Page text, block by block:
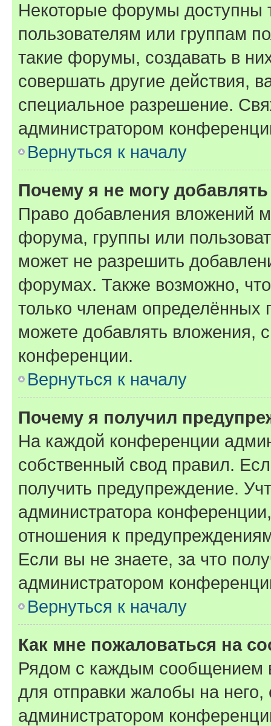
Некоторые форумы доступны
пользователям или группам
такие форумы, создавать в
совершать другие действия,
специальное разрешение.
администратором
Вернуться к началу
Почему я не могу
Право добавления вложений
форума, группы или
может не разрешить
форумах. Также возможно,
только членам определённых
можете добавлять вложения,
конференции.
Вернуться к началу
Почему я получил
На каждой конференции
собственный свод правил.
получить предупреждение.
администратора
отношения к
Если вы не знаете, за что
администратором
Вернуться к началу
Как мне пожаловаться на
Рядом с каждым сообщением
для отправки жалобы на
администратором